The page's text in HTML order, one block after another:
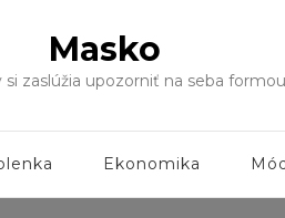
Masko
zaslúžia upozorniť na seba
Ekonomika